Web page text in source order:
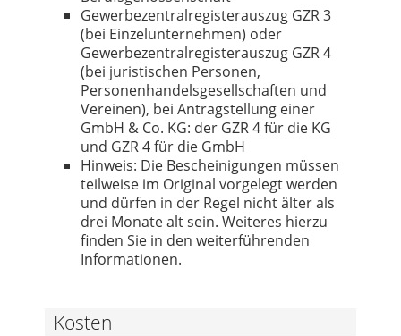
Gewerbezentralregisterauszug GZR 3
(bei Einzelunternehmen) oder
Gewerbezentralregisterauszug GZR 4
(bei juristischen Personen,
Personenhandelsgesellschaften und
Vereinen), bei Antragstellung einer
GmbH & Co. KG: der GZR 4 für die KG
und GZR 4 für die GmbH
Hinweis: Die Bescheinigungen müssen
teilweise im Original vorgelegt werden
und dürfen in der Regel nicht älter als
drei Monate alt sein. Weiteres hierzu
finden Sie in den weiterführenden
Informationen.
Kosten